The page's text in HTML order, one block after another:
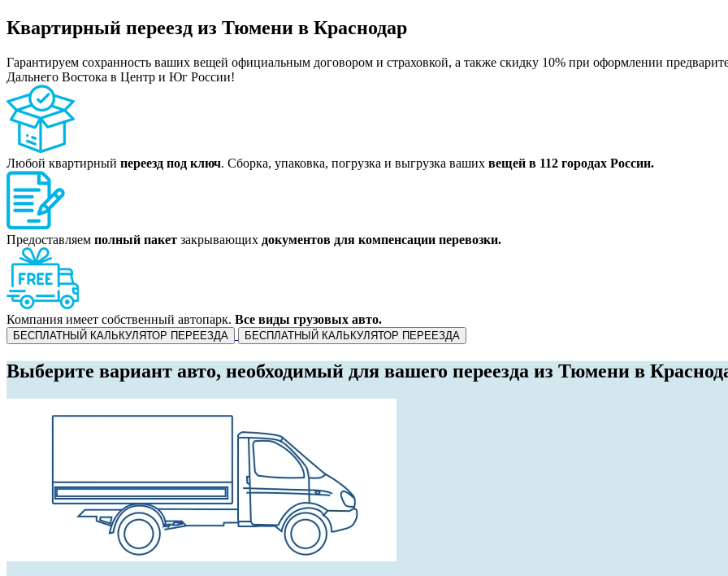
Квартирный переезд из Тюмени в Краснодар
Гарантируем сохранность ваших вещей официальным договором и страховкой, а также скидку 10% при оформлении
Дальнего Востока в Центр и Юг России!
Любой квартирный переезд под ключ. Сборка, упаковка, погрузка и выгрузка ваших вещей в 112 городах России.
Предоставляем полный пакет закрывающих документов для компенсации перевозки.
Компания имеет собственный автопарк. Все виды грузовых авто.
БЕСПЛАТНЫЙ КАЛЬКУЛЯТОР ПЕРЕЕЗДА БЕСПЛАТНЫЙ КАЛЬКУЛЯТОР ПЕРЕЕЗДА
Выберите вариант авто, необходимый для вашего переезда из Тюмени в